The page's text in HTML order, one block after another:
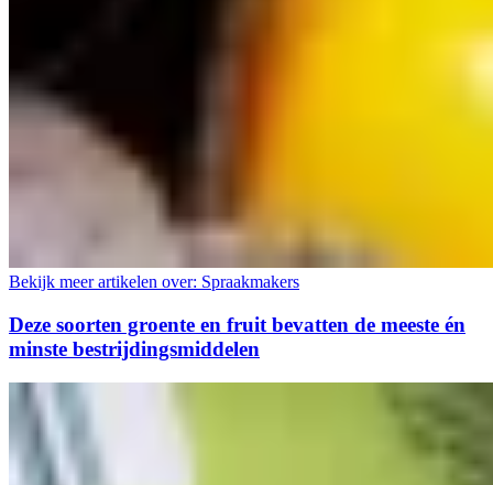
Bekijk meer artikelen over: Spraakmakers
Deze soorten groente en fruit bevatten de meeste én
minste bestrijdingsmiddelen